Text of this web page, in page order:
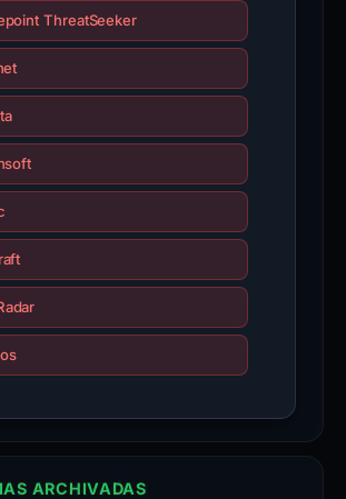
ThreatSeeker
ARCHIVADAS